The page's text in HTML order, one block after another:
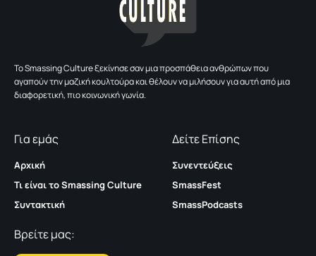
To Smassing Culture ξεκίνησε σαν μια προσπάθεια ανθρώπων που
αγαπούν την μαζική κουλτούρα και θέλουν να μιλήσουν για αυτή από μια
διαφορετική, πιο κοινωνική γωνία.
Για εμάς
Αρχική
Τι είναι το Smassing Culture
Συντακτική
Δείτε Επίσης
Συνεντεύξεις
SmassFest
SmassPodcasts
Βρείτε μας: